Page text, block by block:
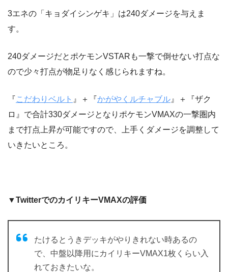
3エネの「キョダイシンゲキ」は240ダメージを与えま
す。
240ダメージだとポケモンVSTARも一撃で倒せない打点な
ので少々打点が物足りなく感じられますね。
『こだわりベルト 』＋『かがやくルチャブル 』＋『ザク
ロ』で合計330ダメージとなりポケモンVMAXの一撃圏内
まで打点上昇が可能ですので、上手くダメージを調整して
いきたいところ。
▼TwitterでのカイリキーVMAXの評価
たけるとうきデッキがやりきれない時あるの
で、中盤以降用にカイリキーVMAX1枚くらい入
れておきたいな。